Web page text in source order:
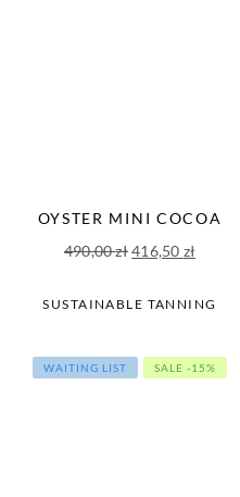
OYSTER MINI COCOA
490,00złPierwotna
wynosiła:
416,50 zł
wynosi:
SUSTAINABLE TANNING
WAITING LIST SALE -15%